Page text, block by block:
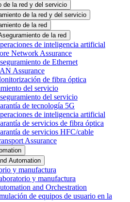
de la red y del servicio
de la red y del servicio
de la red
de la red
de inteligencia artificial
Network Assurance
de Ethernet
Assurance
de fibra óptica
del servicio
del servicio
de tecnología 5G
de inteligencia artificial
de servicios de fibra óptica
de servicios HFC/cable
Assurance
Automation
y manufactura
y manufactura
and Orchestration
de equipos de usuario en la